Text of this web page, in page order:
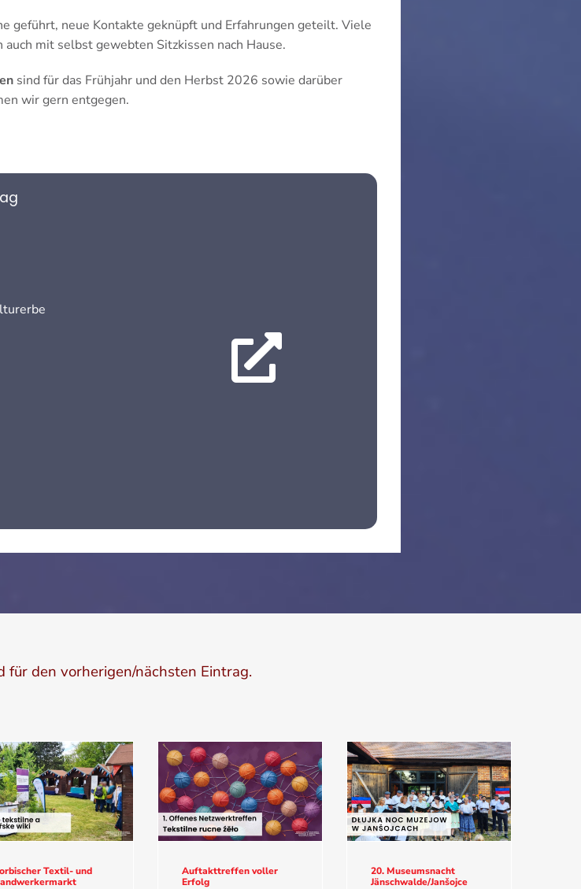
geführt, neue Kontakte geknüpft und Erfahrungen geteilt. Viele
mit selbst gewebten Sitzkissen nach Hause.
sind für das Frühjahr und den Herbst 2026 sowie darüber
wir gern entgegen.
für den vorherigen/nächsten Eintrag.
Textil- und
Auftakttreffen voller
Erfolg
20. Museumsnacht
Jänschwalde/Janšojce